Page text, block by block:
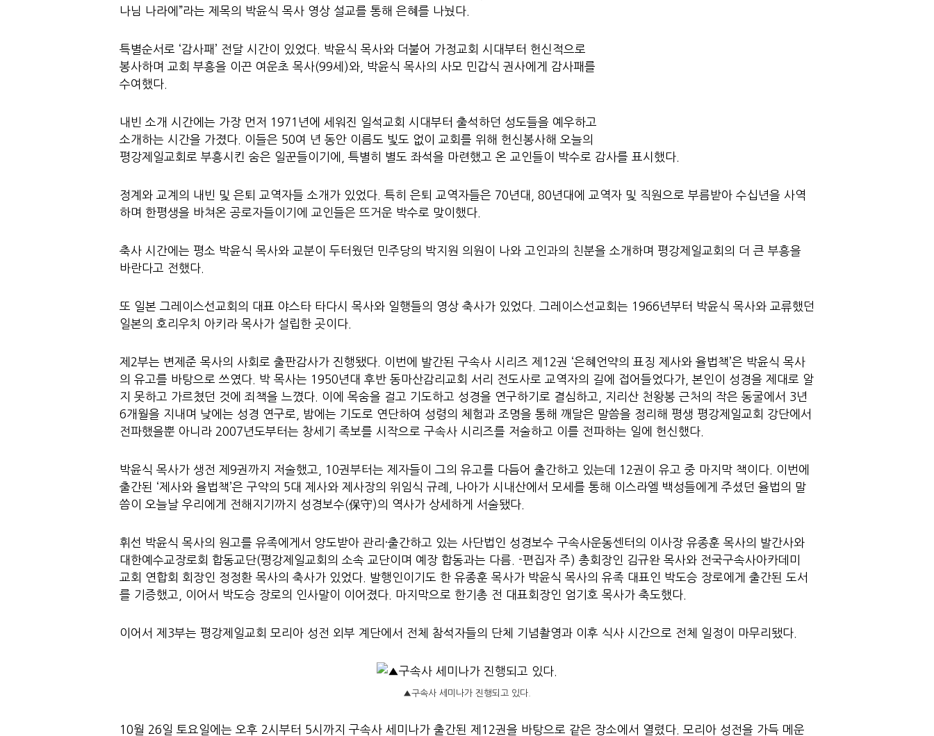
나님 나라에”라는 제목의 박윤식 목사 영상 설교를 통해 은혜를 나눴다.
특별순서로 ‘감사패’ 전달 시간이 있었다. 박윤식 목사와 더불어 가정교회 시대부터 헌신적으로
봉사하며 교회 부흥을 이끈 여운초 목사(99세)와, 박윤식 목사의 사모 민갑식 권사에게 감사패를
수여했다.
내빈 소개 시간에는 가장 먼저 1971년에 세워진 일석교회 시대부터 출석하던 성도들을 예우하고
소개하는 시간을 가졌다. 이들은 50여 년 동안 이름도 빛도 없이 교회를 위해 헌신봉사해 오늘의
평강제일교회로 부흥시킨 숨은 일꾼들이기에, 특별히 별도 좌석을 마련했고 온 교인들이 박수로 감사를 표시했다.
정계와 교계의 내빈 및 은퇴 교역자들 소개가 있었다. 특히 은퇴 교역자들은 70년대, 80년대에 교역자 및 직원으로 부름받아 수십년을 사역
하며 한평생을 바쳐온 공로자들이기에 교인들은 뜨거운 박수로 맞이했다.
축사 시간에는 평소 박윤식 목사와 교분이 두터웠던 민주당의 박지원 의원이 나와 고인과의 친분을 소개하며 평강제일교회의 더 큰 부흥을
바란다고 전했다.
또 일본 그레이스선교회의 대표 야스타 타다시 목사와 일행들의 영상 축사가 있었다. 그레이스선교회는 1966년부터 박윤식 목사와 교류했던
일본의 호리우치 아키라 목사가 설립한 곳이다.
제2부는 변제준 목사의 사회로 출판감사가 진행됐다. 이번에 발간된 구속사 시리즈 제12권 ‘은혜언약의 표징 제사와 율법책’은 박윤식 목사
의 유고를 바탕으로 쓰였다. 박 목사는 1950년대 후반 동마산감리교회 서리 전도사로 교역자의 길에 접어들었다가, 본인이 성경을 제대로 알
지 못하고 가르쳤던 것에 죄책을 느꼈다. 이에 목숨을 걸고 기도하고 성경을 연구하기로 결심하고, 지리산 천왕봉 근처의 작은 동굴에서 3년
6개월을 지내며 낮에는 성경 연구로, 밤에는 기도로 연단하여 성령의 체험과 조명을 통해 깨달은 말씀을 정리해 평생 평강제일교회 강단에서
전파했을뿐 아니라 2007년도부터는 창세기 족보를 시작으로 구속사 시리즈를 저술하고 이를 전파하는 일에 헌신했다.
박윤식 목사가 생전 제9권까지 저술했고, 10권부터는 제자들이 그의 유고를 다듬어 출간하고 있는데 12권이 유고 중 마지막 책이다. 이번에
출간된 ‘제사와 율법책’은 구약의 5대 제사와 제사장의 위임식 규례, 나아가 시내산에서 모세를 통해 이스라엘 백성들에게 주셨던 율법의 말
씀이 오늘날 우리에게 전해지기까지 성경보수(保守)의 역사가 상세하게 서술됐다.
휘선 박윤식 목사의 원고를 유족에게서 양도받아 관리·출간하고 있는 사단법인 성경보수 구속사운동센터의 이사장 유종훈 목사의 발간사와
대한예수교장로회 합동교단(평강제일교회의 소속 교단이며 예장 합동과는 다름. -편집자 주) 총회장인 김규완 목사와 전국구속사아카데미
교회 연합회 회장인 정정환 목사의 축사가 있었다. 발행인이기도 한 유종훈 목사가 박윤식 목사의 유족 대표인 박도승 장로에게 출간된 도서
를 기증했고, 이어서 박도승 장로의 인사말이 이어졌다. 마지막으로 한기총 전 대표회장인 엄기호 목사가 축도했다.
이어서 제3부는 평강제일교회 모리아 성전 외부 계단에서 전체 참석자들의 단체 기념촬영과 이후 식사 시간으로 전체 일정이 마무리됐다.
▲구속사 세미나가 진행되고 있다.
10월 26일 토요일에는 오후 2시부터 5시까지 구속사 세미나가 출간된 제12권을 바탕으로 같은 장소에서 열렸다. 모리아 성전을 가득 메운